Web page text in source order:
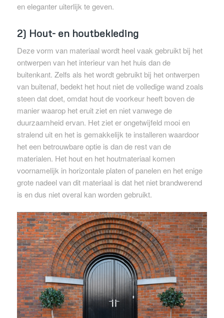
en eleganter uiterlijk te geven.
2) Hout- en houtbekleding
Deze vorm van materiaal wordt heel vaak gebruikt bij het
ontwerpen van het interieur van het huis dan de
buitenkant. Zelfs als het wordt gebruikt bij het ontwerpen
van buitenaf, bedekt het hout niet de volledige wand zoals
steen dat doet, omdat hout de voorkeur heeft boven de
manier waarop het eruit ziet en niet vanwege de
duurzaamheid ervan. Het ziet er ongetwijfeld mooi en
stralend uit en het is gemakkelijk te installeren waardoor
het een betrouwbare optie is dan de rest van de
materialen. Het hout en het houtmateriaal komen
voornamelijk in horizontale platen of panelen en het enige
grote nadeel van dit materiaal is dat het niet brandwerend
is en dus niet overal kan worden gebruikt.